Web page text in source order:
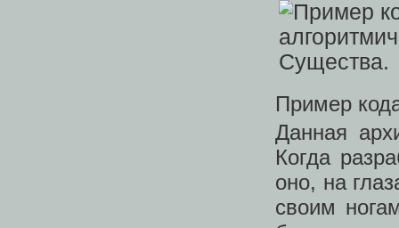
Пример
Данная
Когда
оно, на
своим